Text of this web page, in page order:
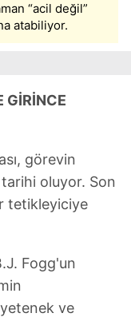
“acil değil”
atabiliyor.
GİRİNCE
görevin
oluyor. Son
tetikleyiciye
Fogg'un
ve